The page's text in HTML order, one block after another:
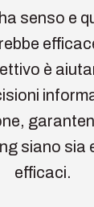
senso e
è
siano sia
efficaci.